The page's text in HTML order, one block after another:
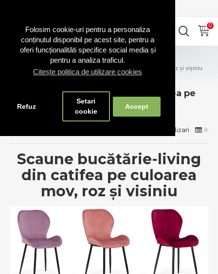
Folosim cookie-uri pentru a personaliza
conținutul disponibil pe acest site, pentru a
oferi funcționalităti specifice social media și
pentru a analiza traficul.
Citește politica de utilizare cookies
Refuz
Setari
cookie
Accept
0
Blog Scaune
Scaune bucătărie și living din catifea pe culoarea mov, roz și vișiniu
Scaune bucătărie și living din catifea pe
culoarea mov, roz și vișiniu
4107 Vizualizari Info
Scaune bucătărie-living
din catifea pe culoarea
mov, roz și visiniu